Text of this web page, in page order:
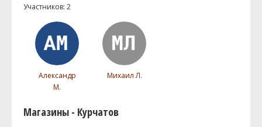
Участников: 2
Александр
М.
Михаил Л.
Магазины - Курчатов